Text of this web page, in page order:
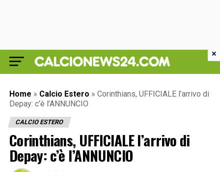
Home » Calcio Estero » Corinthians, UFFICIALE l’arrivo di
Depay: c’è l’ANNUNCIO
CALCIO ESTERO
Corinthians, UFFICIALE l’arrivo di
Depay: c’è l’ANNUNCIO
×